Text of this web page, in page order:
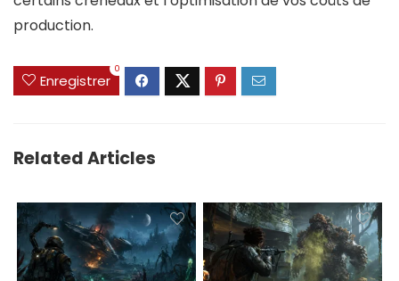
production.
Enregistrer
0
Related Articles